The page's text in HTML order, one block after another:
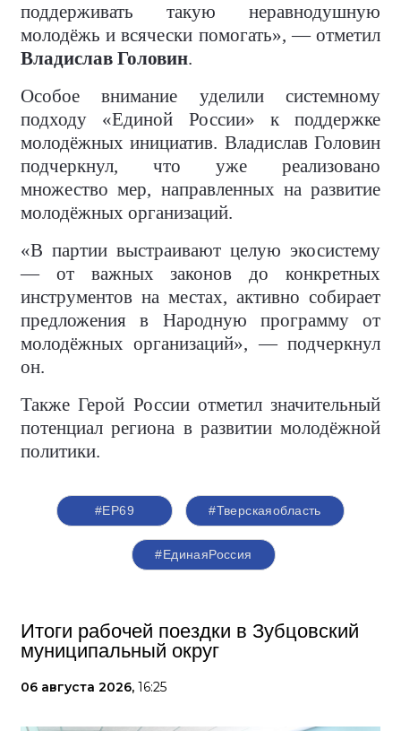
поддерживать такую неравнодушную
молодёжь и всячески помогать», — отметил
Владислав Головин.
Особое внимание уделили системному
подходу «Единой России» к поддержке
молодёжных инициатив. Владислав Головин
подчеркнул, что уже реализовано
множество мер, направленных на развитие
молодёжных организаций.
«В партии выстраивают целую экосистему
— от важных законов до конкретных
инструментов на местах, активно собирает
предложения в Народную программу от
молодёжных организаций», — подчеркнул
он.
Также Герой России отметил значительный
потенциал региона в развитии молодёжной
политики.
#ЕР69 #Тверскаяобласть
#‎ЕдинаяРоссия
Итоги рабочей поездки в Зубцовский
муниципальный округ
06 августа 2026, 16:25